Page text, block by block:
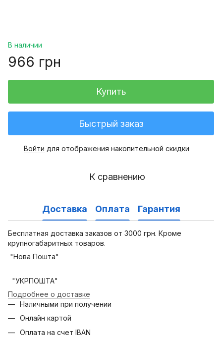
В наличии
966 грн
Купить
Быстрый заказ
Войти для отображения накопительной скидки
К сравнению
Доставка Оплата Гарантия
Бесплатная доставка заказов от 3000 грн. Кроме
крупногабаритных товаров.
"Нова Пошта"
"УКРПОШТА"
Подробнее о доставке
Наличными при получении
Онлайн картой
Оплата на счет IBAN